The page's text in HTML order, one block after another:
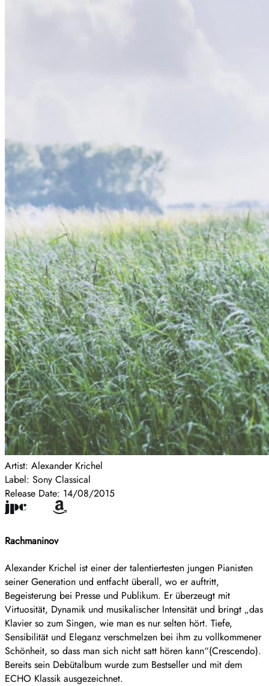
Artist: Alexander Krichel
Label: Sony Classical
Release Date: 14/08/2015
Rachmaninov
Alexander Krichel ist einer der talentiertesten jungen Pianisten
seiner Generation und entfacht überall, wo er auftritt,
Begeisterung bei Presse und Publikum. Er überzeugt mit
Virtuosität, Dynamik und musikalischer Intensität und bringt „das
Klavier so zum Singen, wie man es nur selten hört. Tiefe,
Sensibilität und Eleganz verschmelzen bei ihm zu vollkommener
Schönheit, so dass man sich nicht satt hören kann“(Crescendo).
Bereits sein Debütalbum wurde zum Bestseller und mit dem
ECHO Klassik ausgezeichnet.